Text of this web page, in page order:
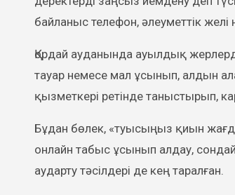
байланыс телефон, әлеуметтік
Қордай ауданында ауылдық
тауар немесе мал ұсынып, алдын
қызметкері ретінде таныстырып,
Бұдан бөлек, «туысыңыз қиын
онлайн табыс ұсынып алдау,
аударту тәсілдері де кең таралған.